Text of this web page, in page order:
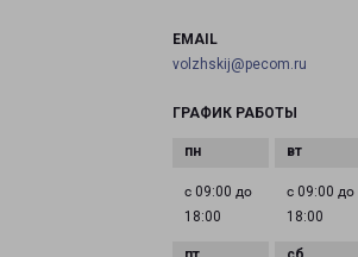
EMAIL
volzhskij@pecom.ru
ГРАФИК РАБОТЫ
с 09:00 до
18:00
с 09:00 до
18:00